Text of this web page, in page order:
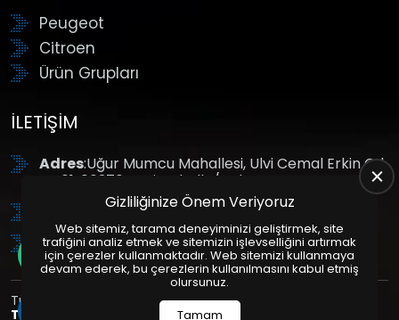
Peugeot
Citroen
Ürün Grupları
İLETIŞIM
Adres:Uğur Mumcu Mahallesi, Ulvi Cemal Erkin Cd.
No:61, 06370 Yenimahalle/Ankara
: +90 (312) 354 8888
GSM: +90 (532) 343 4085
Tüm Hakları Saklıdır. | Bu site Us Yazılım
Tasarım
Paketleri ile Hazırlanmıştır. © 2025
Gizliliğinize Önem Veriyoruz
Web sitemiz, tarama deneyiminizi geliştirmek, site
trafiğini analiz etmek ve sitemizin işlevselliğini artırmak
için çerezler kullanmaktadır. Web sitemizi kullanmaya
devam ederek, bu çerezlerin kullanılmasını kabul etmiş
olursunuz.
Tamam